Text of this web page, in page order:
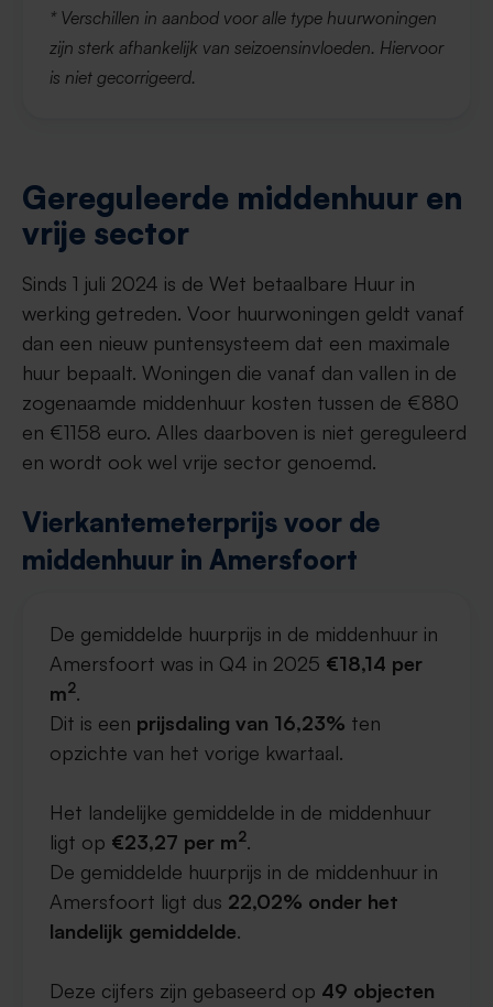
* Verschillen in aanbod voor alle type huurwoningen
zijn sterk afhankelijk van seizoensinvloeden. Hiervoor
is niet gecorrigeerd.
Gereguleerde middenhuur en
vrije sector
Sinds 1 juli 2024 is de Wet betaalbare Huur in
werking getreden. Voor huurwoningen geldt vanaf
dan een nieuw puntensysteem dat een maximale
huur bepaalt. Woningen die vanaf dan vallen in de
zogenaamde middenhuur kosten tussen de €880
en €1158 euro. Alles daarboven is niet gereguleerd
en wordt ook wel vrije sector genoemd.
Vierkantemeterprijs voor de
middenhuur in Amersfoort
De gemiddelde huurprijs in de middenhuur in
Amersfoort was in Q4 in 2025 €18,14 per
m2.
Dit is een prijsdaling van 16,23% ten
opzichte van het vorige kwartaal.
Het landelijke gemiddelde in de middenhuur
ligt op €23,27 per m2.
De gemiddelde huurprijs in de middenhuur in
Amersfoort ligt dus 22,02% onder het
landelijk gemiddelde.
Deze cijfers zijn gebaseerd op 49 objecten